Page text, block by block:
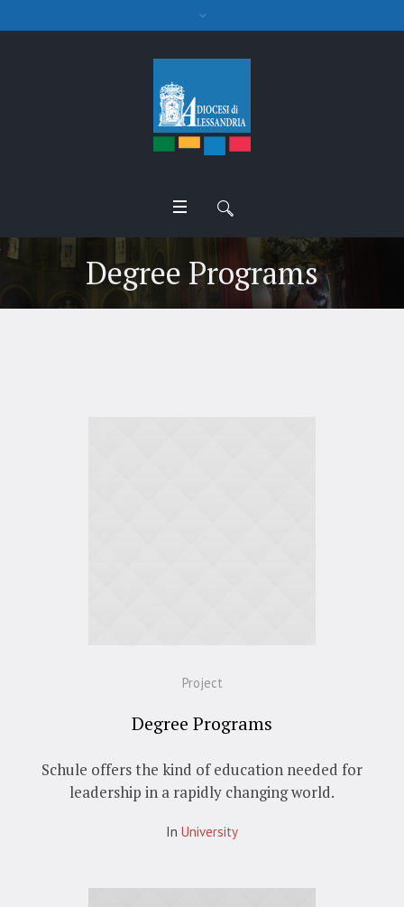
Degree Programs
Project
Degree Programs
Schule offers the kind of education needed for
leadership in a rapidly changing world.
In University